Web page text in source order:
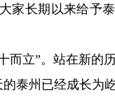
家长期以来给予
而立”。站在新的
泰州已经成长为